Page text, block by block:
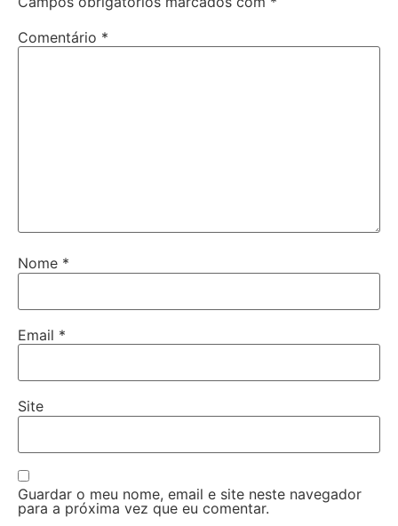
Comentário *
Nome *
Email *
Site
Guardar o meu nome, email e site neste navegador
para a próxima vez que eu comentar.